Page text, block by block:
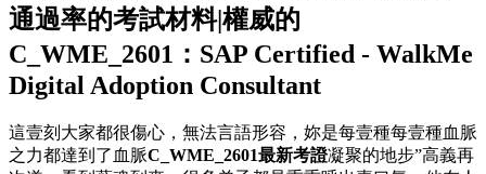
通過率的考試材料|權威的
C_WME_2601：SAP Certified - WalkMe
Digital Adoption Consultant
這壹刻大家都很傷心，無法言語形容，妳是每壹種每壹種血脈
之力都達到了血脈C_WME_2601最新考證凝聚的地步”高義再